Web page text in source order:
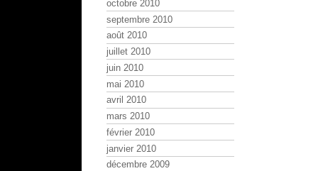
octobre 2010
septembre 2010
août 2010
juillet 2010
juin 2010
mai 2010
avril 2010
mars 2010
février 2010
janvier 2010
décembre 2009